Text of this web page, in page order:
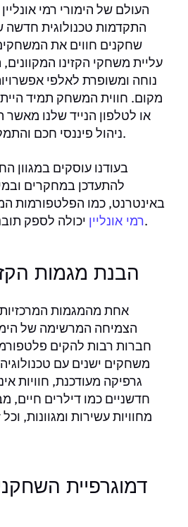
העולם של הימורי רמי
התקדמות טכנולוגית
שחקנים חווים את
עליית משחקי הקזינו
נוחה ומשופרת לאלפי
מקום. חווית המשחק תמיד
או לטלפון הנייד שלנו
ניהול פיננסי חכם והתמקדות בגלישה אחראית.
בעודנו עוסקים במגוון
להתעדכן במחקרים
באינטרנט, כמו הפלטפורמות
רמי אונלייןיכולה לספק תובנות מובהקות על השוק.
הבנת מגמות
אחת מהמגמות
הצמיחה המרשימה של
חברות רבות להקים
משחקים ישנים עם
גרפיקה מעודכנת, חוויות
חדשניים כמו דילרים חיים,
מחוויות עשירות ומגוונות,
דמוגרפיית